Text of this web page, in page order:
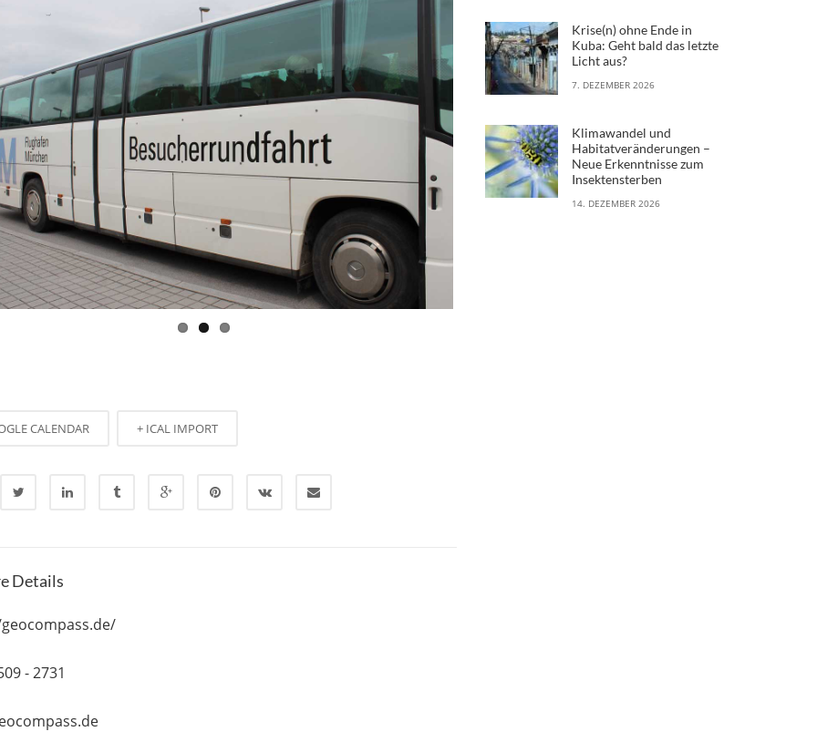
CALENDAR + ICAL IMPORT
Details
- 2731
Krise(n) ohne Ende in
Kuba: Geht bald das letzte
Licht aus?
7. DEZEMBER 2026
Klimawandel und
Habitatveränderungen –
Neue Erkenntnisse zum
Insektensterben
14. DEZEMBER 2026